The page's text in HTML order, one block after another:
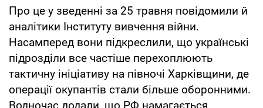
Про це у зведенні за 25 травня повідомили й
аналітики Інституту вивчення війни.
Насамперед вони підкреслили, що українські
підрозділи все частіше перехоплюють
тактичну ініціативу на півночі Харківщини, де
операції окупантів стали більше оборонними.
Водночас додали, що РФ намагається